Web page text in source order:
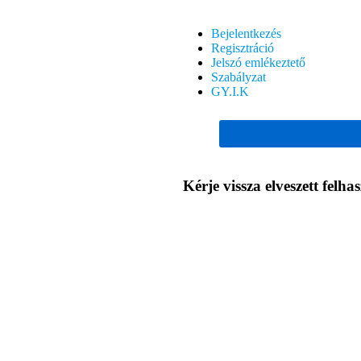
Bejelentkezés
Regisztráció
Jelszó emlékeztető
Szabályzat
GY.I.K
Kérje vissza elveszett